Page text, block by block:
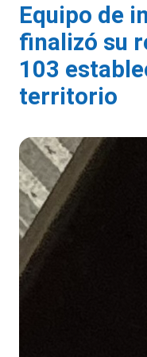
Equipo de
finalizó su
103
territorio